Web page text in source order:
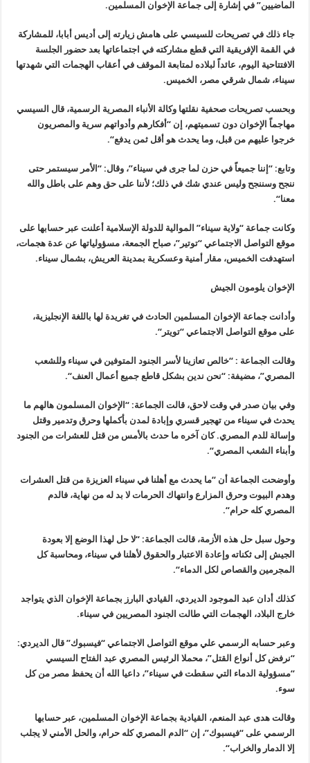
الماضيين” في إشارة إلى جماعة الإخوان المسلمين.
جاء ذلك في تصريحات للسيسي على هامش زيارته إلى أديس أبابا، للمشاركة
في القمة الإفريقية التي قطع مشاركته في اجتماعاتها بعد حضور الجلسة
الافتتاحية اليوم، عائداً لبلاده لمتابعة الموقف في أعقاب الهجمات التي شهدتها
سيناء، شمال شرقي مصر، الخميس.
وبحسب تصريحات صحفية نقلتها وكالة الأنباء المصرية الرسمية، قال السيسي
مهاجماً الإخوان دون تسميتهم، إن “أفكارهم وأدواتهم سرية والمصريون
خرجوا عليهم من قبل، وما يحدث هو أقل ثمن يدفع“.
وتابع: “إننا جميعاً في حزن لما جرى في سيناء”، وقال: “الأمر سيستمر حتى
ننجح وسننجح وليس عندي شك في ذلك؛ لأننا على حق وهم على باطل والله
معنا“.
وكانت جماعة“ولاية سيناء” الموالية للدولة الإسلامية أعلنت عبر حسابها على
موقع التواصل الاجتماعي “توتير”، صباح الجمعة، مسؤولياتها عن عدة هجمات،
استهدفت الخميس، مقار أمنية وعسكرية بمدينة العريش، بشمال سيناء.
الإخوان يلومون الجيش
وأدانت جماعة الإخوان المسلمين الحادث في تغريدة لها باللغة الإنجليزية،
على موقع التواصل الاجتماعي “تويتر“.
وقالت الجماعة : “خالص تعازينا لأسر الجنود المتوفين في سيناء وللشعب
المصري”، مضيفة: “نحن ندين بشكل قاطع جميع أعمال العنف“.
وفي بيان صدر في وقت لاحق، قالت الجماعة: “الإخوان المسلمون هالهم ما
يحدث في سيناء من تهجير قسري وإبادة لمدن بأكملها وحرق وتدمير وقتل
وإسالة للدم المصري. كان آخره ما حدث بالأمس من قتل للعشرات من الجنود
وأبناء الشعب المصري“.
وأوضحت الجماعة أن “ما يحدث مع أهلنا في سيناء العزيزة من قتل العشرات
وهدم البيوت وحرق المزارع وانتهاك الحرمات لا بد له من نهاية، فالدم
المصري كله حرام“.
وحول سبل حل هذه الأزمة، قالت الجماعة: “لا حل لهذا الوضع إلا بعودة
الجيش إلى ثكناته وإعادة الاعتبار والحقوق لأهلنا في سيناء، ومحاسبة كل
المجرمين والقصاص لكل الدماء“.
كذلك أدان عبد الموجود الديردي، القيادي البارز بجماعة الإخوان الذي يتواجد
خارج البلاد، الهجمات التي طالت الجنود المصريين في سيناء.
وعبر حسابه الرسمي علي موقع التواصل الاجتماعي “فيسبوك” قال الديردي:
“نرفض كل أنواع القتل”، محملا الرئيس المصري عبد الفتاح السيسي
“مسؤولية الدماء التي سقطت في سيناء”، داعيا الله أن يحفظ مصر من كل
سوء.
وقالت هدى عبد المنعم، القيادية بجماعة الإخوان المسلمين، عبر حسابها
الرسمي على“فيسبوك”، إن “الدم المصري كله حرام، والحل الأمني لا يجلب
إلا الدمار والخراب“.